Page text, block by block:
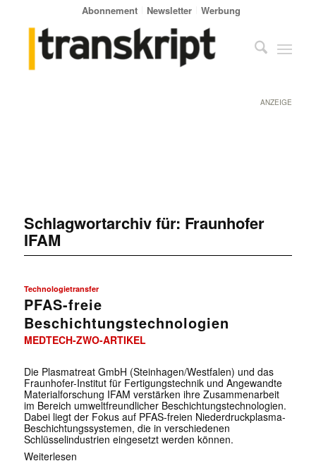
Abonnement Newsletter Werbung
ANZEIGE
Schlagwortarchiv für: Fraunhofer
IFAM
Technologietransfer
PFAS-freie
Beschichtungstechnologien
MEDTECH-ZWO-ARTIKEL
Die Plasmatreat GmbH (Steinhagen/Westfalen) und das
Fraunhofer-Institut für Fertigungstechnik und Angewandte
Materialforschung IFAM verstärken ihre Zusammenarbeit
im Bereich umweltfreundlicher Beschichtungstechnologien.
Dabei liegt der Fokus auf PFAS-freien Niederdruckplasma-
Beschichtungssystemen, die in verschiedenen
Schlüsselindustrien eingesetzt werden können.
Weiterlesen